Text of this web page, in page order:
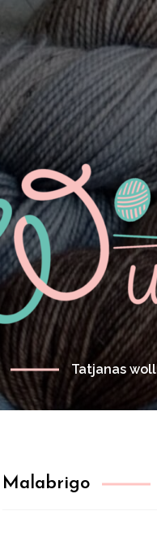
Tatjanas
Malabrigo